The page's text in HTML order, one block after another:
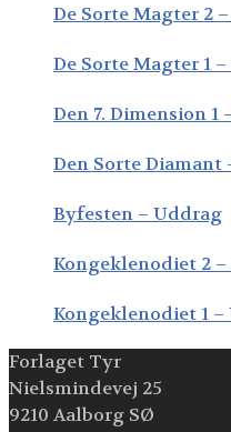
De Sorte Magter 2
De Sorte Magter 1
Den 7. Dimension
Den Sorte Diamant
Byfesten – Uddrag
Kongeklenodiet 2
Kongeklenodiet 1
Forlaget Tyr
Nielsmindevej 25
9210 Aalborg SØ